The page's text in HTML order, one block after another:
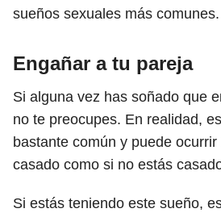
sueños sexuales más comunes.
Engañar a tu pareja
Si alguna vez has soñado que
no te preocupes. En realidad,
bastante común y puede
casado como si no estás
Si estás teniendo este sueño,